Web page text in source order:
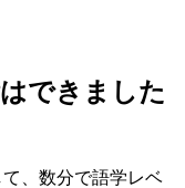
できました
て、数分で語学レベ